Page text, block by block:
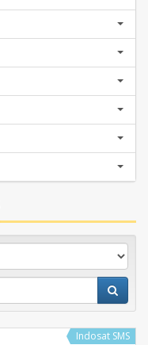
Indosat SMS